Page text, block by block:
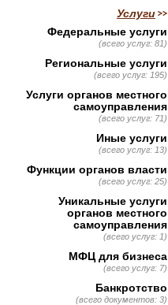
Услуги
Федеральные услуги
(всего услуг: 81)
Региональные услуги
(всего услуг: 195)
Услуги органов местного
самоуправления
(всего услуг: 71)
Иные услуги
(всего услуг: 13)
Функции органов власти
(всего услуг: 25)
Уникальные услуги
органов местного
самоуправления
(всего услуг: 1)
МФЦ для бизнеса
(всего услуг: 7)
Банкротство
(всего документов: 3)